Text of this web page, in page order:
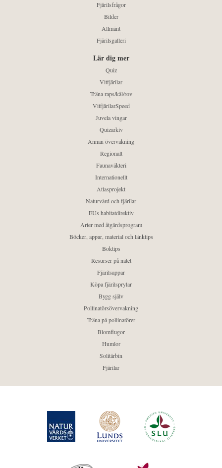
Fjärilsfrågor
Bilder
Allmänt
Fjärilsgalleri
Lär dig mer
Quiz
Vitfjärilar
Träna raps/kål/rov
VitfjärilarSpeed
Juvela vingar
Quizarkiv
Annan övervakning
Regionalt
Faunaväkteri
Internationellt
Atlasprojekt
Naturvård och fjärilar
EUs habitatdirektiv
Arter med åtgärdsprogram
Böcker, appar, material och länktips
Boktips
Resurser på nätet
Fjärilsappar
Köpa fjärilsprylar
Bygg själv
Pollinatörsövervakning
Träna på pollinatörer
Blomflugor
Humlor
Solitärbin
Fjärilar